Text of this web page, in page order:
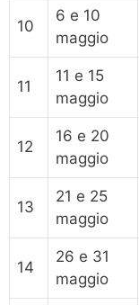
10
6 e 10
maggio
11
11 e 15
maggio
12
16 e 20
maggio
13
21 e 25
maggio
14
26 e 31
maggio